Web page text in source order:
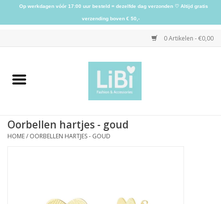
0 Artikelen - €0,00
Home
Kleding
Oorbellen hartjes - goud
HOME/ OORBELLEN HARTJES - GOUD
Op werkdagen vóór 17:00 uur besteld = dezelfde dag verzonden ♡ Altijd gratis
verzending boven € 50,-